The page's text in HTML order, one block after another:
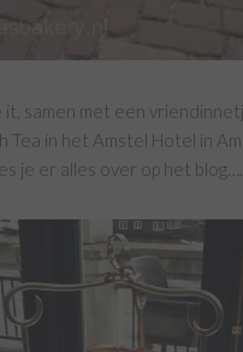
it, samen met een
Tea in het Amstel Hotel in
je er alles over op het blog….